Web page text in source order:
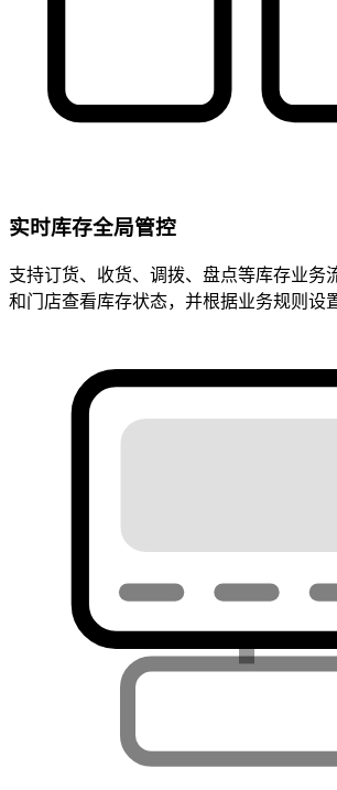
实时库存全局管控
支持订货、收货、调拨、盘点等库存业务
和门店查看库存状态，并根据业务规则设